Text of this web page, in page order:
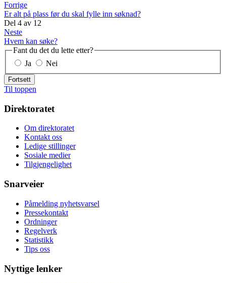
Forrige
Er alt på plass før du skal fylle inn søknad?
Del 4 av 12
Neste
Hvem kan søke?
Fant du det du lette etter?
Ja
Nei
Fortsett
Til toppen
Direktoratet
Om direktoratet
Kontakt oss
Ledige stillinger
Sosiale medier
Tilgjengelighet
Snarveier
Påmelding nyhetsvarsel
Pressekontakt
Ordninger
Regelverk
Statistikk
Tips oss
Nyttige lenker